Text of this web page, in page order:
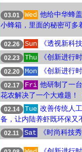
03.01 Wed 他给中华蜂
小蜂箱，里面的秘密可多
02.26 Sun 《透视新科
02.23 Thu 《创新进行
02.20 Mon 《创新进行
02.17 Fri 他研制了一
花农解决了一个大难题！
02.14 Tue 改善传统人
备，让内陆养虾既环保又
02.11 Sat 《时尚科技